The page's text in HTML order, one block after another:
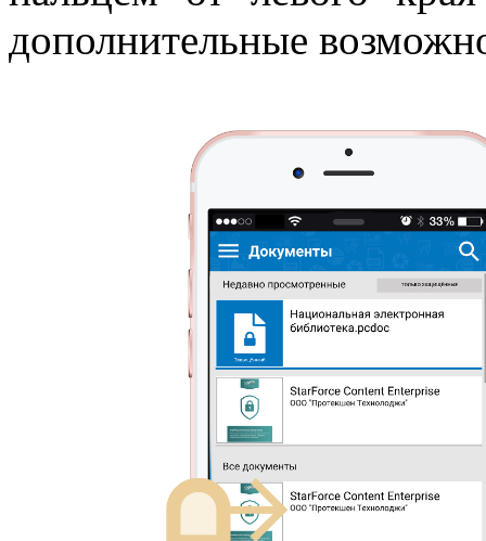
дополнительные